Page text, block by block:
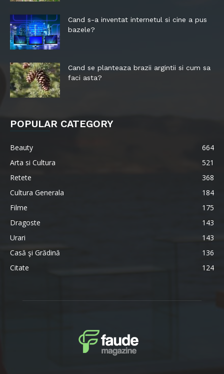
Cand s-a inventat internetul si cine a pus
bazele?
Cand se planteaza brazii argintii si cum sa
faci asta?
POPULAR CATEGORY
Beauty
664
Arta si Cultura
521
Retete
368
Cultura Generala
184
Filme
175
Dragoste
143
Urari
143
Casă şi Grădină
136
Citate
124